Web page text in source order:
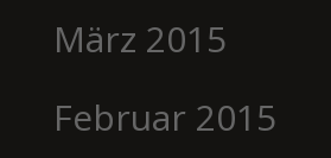
März 2015
Februar 2015